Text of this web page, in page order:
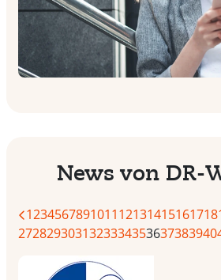
News von DR-
123456789101112131415161718
2728293031323334353637383940